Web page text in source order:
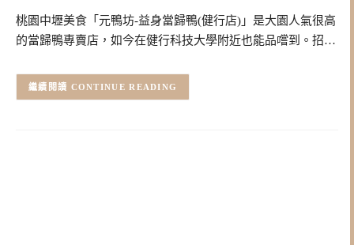
桃園中壢美食「元鴨坊-益身當歸鴨(健行店)」是大園人氣很高
的當歸鴨專賣店，如今在健行科技大學附近也能品嚐到。招…
CONTINUE READING